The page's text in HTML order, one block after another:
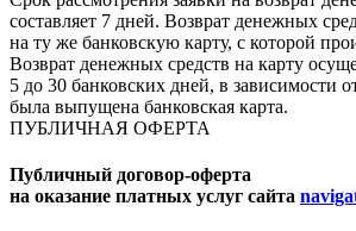
составляет 7 дней. Возврат денежных
на ту же банковскую карту, с которой
Возврат денежных средств на карту
5 до 30 банковских дней, в зависимости
была выпущена банковская карта.
ПУБЛИЧНАЯ ОФЕРТА
Публичный договор-оферта
на оказание платных услуг сайта